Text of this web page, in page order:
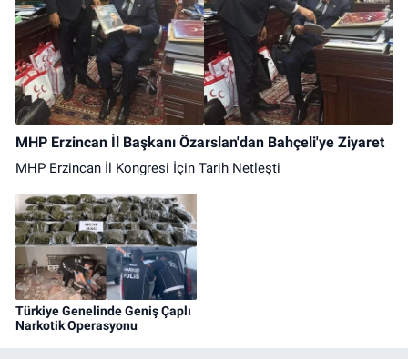
MHP Erzincan İl Başkanı Özarslan'dan Bahçeli'ye Ziyaret
MHP Erzincan İl Kongresi İçin Tarih Netleşti
Türkiye Genelinde Geniş Çaplı
Narkotik Operasyonu